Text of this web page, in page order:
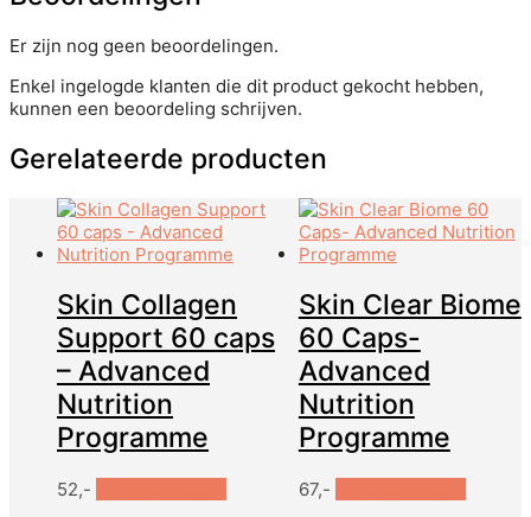
Er zijn nog geen beoordelingen.
Enkel ingelogde klanten die dit product gekocht hebben,
kunnen een beoordeling schrijven.
Gerelateerde producten
Skin Collagen
Support 60 caps
– Advanced
Nutrition
Programme
52,-
Skin Clear Biome
60 Caps-
Advanced
Nutrition
Programme
67,-